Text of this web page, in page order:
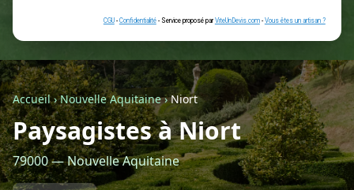
Géolocalisez-moi automatiquement !
Retour à la liste des métiers
CGU-Confidentialité - Service proposé parViteUnDevis.com-Vous
Accueil›Nouvelle Aquitaine›Niort
Paysagistes à Niort
79000 — Nouvelle Aquitaine